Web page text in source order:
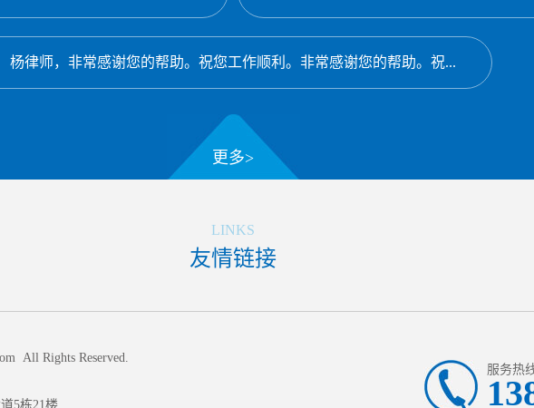
杨律师，非常感谢您的帮助。祝您工作顺利。非常感谢您的帮助。祝...
更多>
LINKS
友情链接
All Rights Reserved.
5栋21楼
服务热